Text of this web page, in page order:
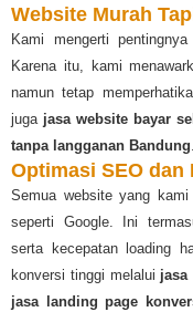
Website Murah
Kami mengerti
Karena itu, kami
namun tetap
juga jasa website bayar
tanpa langganan Bandung.
Optimasi SEO dan
Semua website yang
seperti Google. Ini
serta kecepatan loading
konversi tinggi melalui jasa
jasa landing page